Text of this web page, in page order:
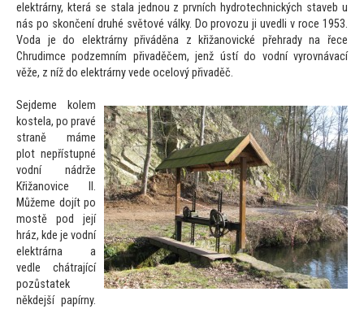
elektrárny, která se stala jednou z prvních hydrotechnických staveb u
nás po skončení druhé světové války. Do provozu ji uvedli v roce 1953.
Voda je do elektrárny přiváděna z křižanovické přehrady na řece
Chrudimce podzemním přivaděčem, jenž ústí do vodní vyrovnávací
věže, z níž do elektrárny vede ocelový přivaděč.
Sejdeme kolem
kostela, po pravé
straně máme
plot nepřístupné
vodní nádrže
Křižanovice II.
Můžeme dojít po
mostě pod její
hráz, kde je vodní
elektrárna a
vedle chátrající
pozůstatek
někdejší papírny.